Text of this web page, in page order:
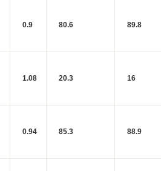
0.9 80.6 89.8
1.08 20.3 16
0.94 85.3 88.9